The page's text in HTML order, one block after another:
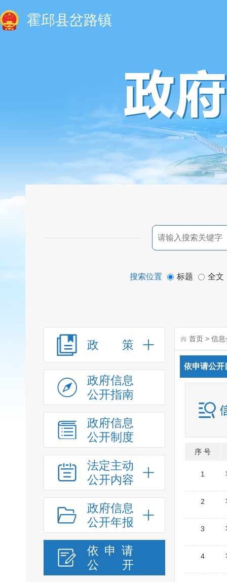
霍邱县岔路镇
搜索位置 标题 全文
政 策
政府信息
公开指南
政府信息
公开制度
法定主动
公开内容
政府信息
公开年报
依申请
公
开
首页 > 信息
依申请公开
序 号
1
2
3
4